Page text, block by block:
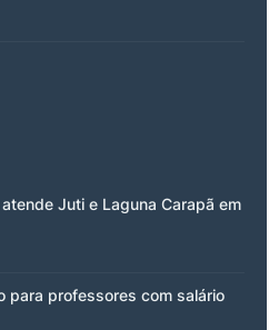
Juti e Laguna Carapã em
para professores com salário